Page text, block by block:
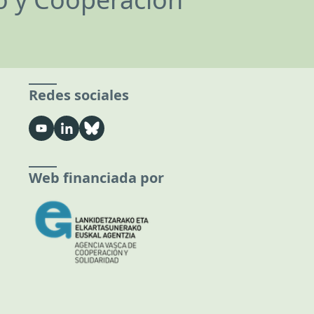
Redes sociales
Web financiada por